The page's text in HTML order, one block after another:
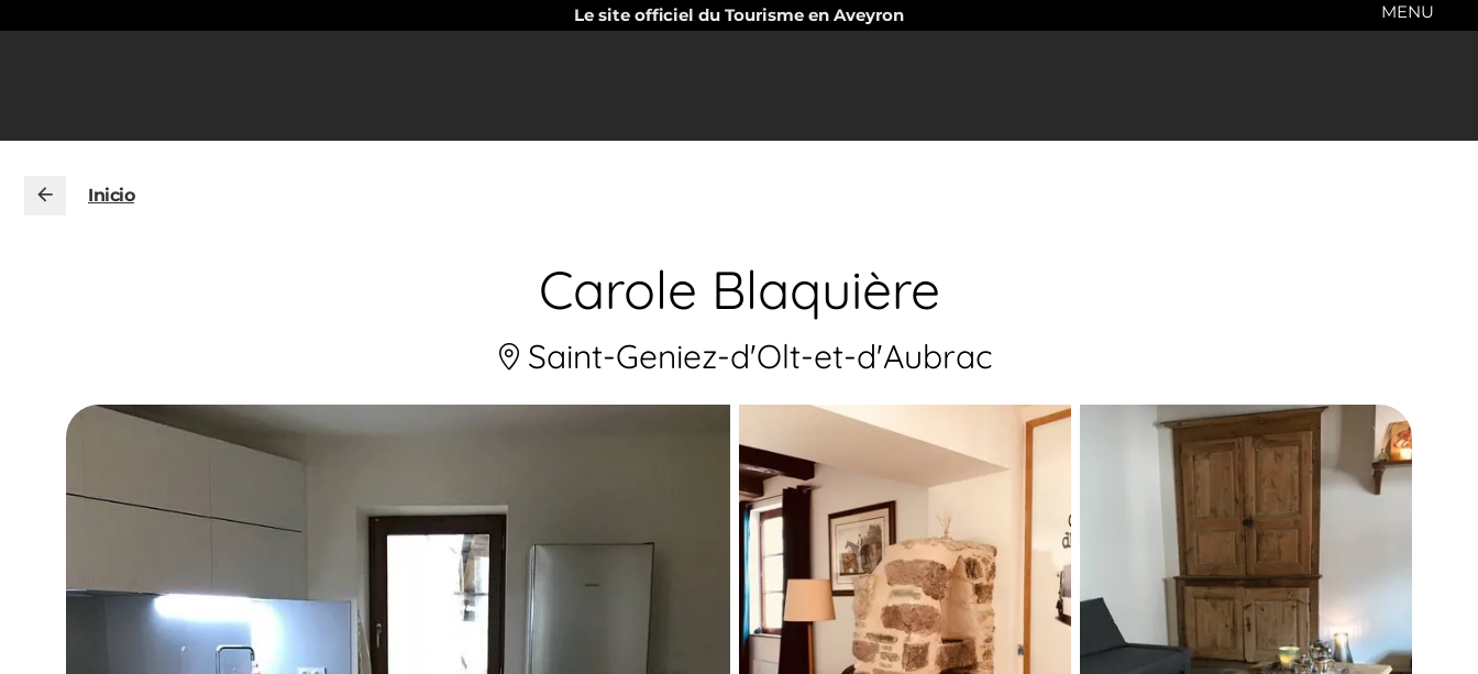
Le site officiel du Tourisme en Aveyron MENU
Inicio
Carole Blaquière
Saint-Geniez-d'Olt-et-d'Aubrac